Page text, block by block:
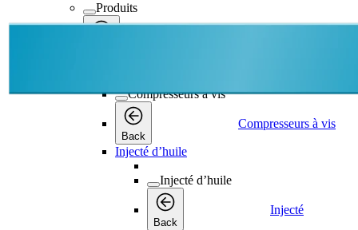
Produits
Compresseurs à vis
Back
Compresseurs à vis
Injecté d’huile
Injecté d’huile
Back
Injecté